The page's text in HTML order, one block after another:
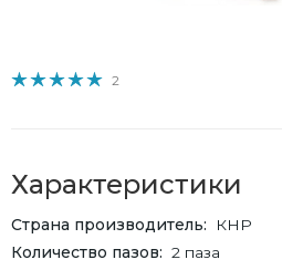
2
Характеристики
Страна производитель
КНР
Количество пазов
2 паза